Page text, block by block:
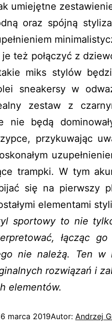
umiejętne
oraz spójną
też połączyć z
miks stylów
sneakersy w
zestaw z
nie będą
przykuwając
trampki. W tym
się na pierwszy
elementami
sportowy to nie
łącząc
nie należą. Ten w
rozwiązań i
elementów.
marca 2019Autor: Andrzej